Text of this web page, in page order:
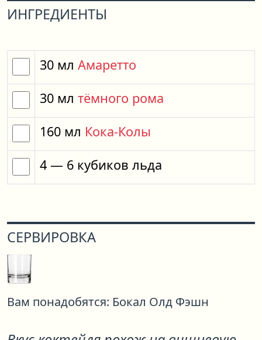
ИНГРЕДИЕНТЫ
30 мл Амаретто
30 мл тёмного рома
160 мл Кока-Колы
4 — 6 кубиков льда
СЕРВИРОВКА
Вам понадобятся: Бокал Олд Фэшн